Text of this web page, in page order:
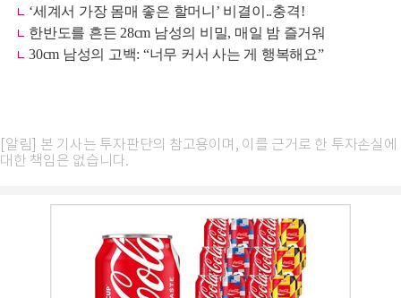
[알림] 본 기사는 투자판단의 참고용이며, 이를 근거로 한 투자손실에
대한 책임은 없습니다.